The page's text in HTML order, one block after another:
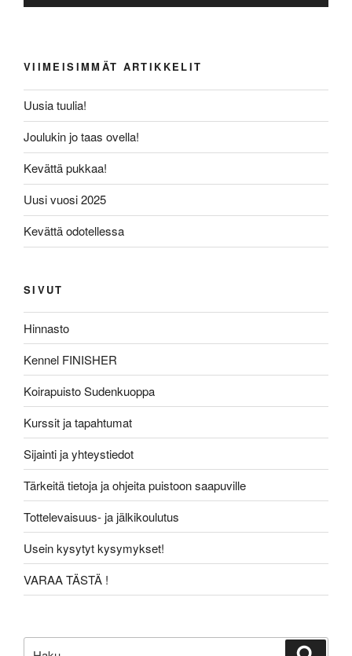
VIIMEISIMMÄT ARTIKKELIT
Uusia tuulia!
Joulukin jo taas ovella!
Kevättä pukkaa!
Uusi vuosi 2025
Kevättä odotellessa
SIVUT
Hinnasto
Kennel FINISHER
Koirapuisto Sudenkuoppa
Kurssit ja tapahtumat
Sijainti ja yhteystiedot
Tärkeitä tietoja ja ohjeita puistoon saapuville
Tottelevaisuus- ja jälkikoulutus
Usein kysytyt kysymykset!
VARAA TÄSTÄ !